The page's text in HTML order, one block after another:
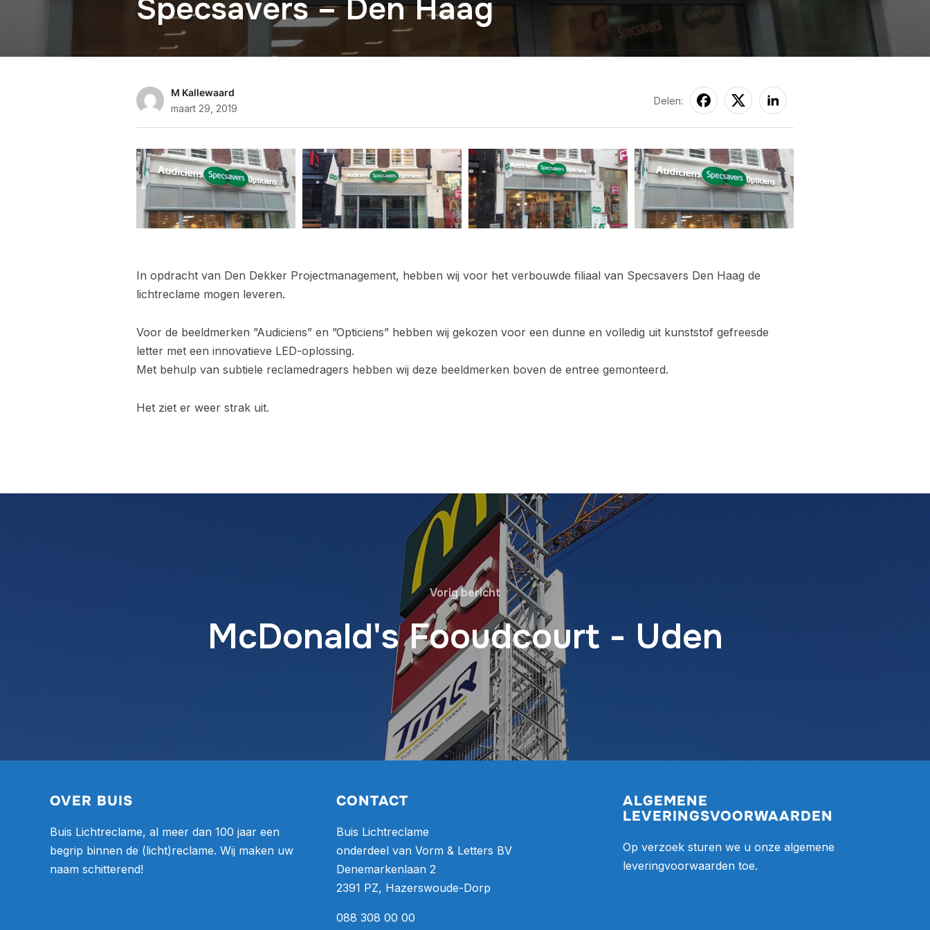
Specsavers – Den Haag
M Kallewaard
maart 29, 2019
Delen:
In opdracht van Den Dekker Projectmanagement, hebben wij voor het verbouwde filiaal van Specsavers Den Haag de
lichtreclame mogen leveren.
Voor de beeldmerken ”Audiciens” en ”Opticiens” hebben wij gekozen voor een dunne en volledig uit kunststof gefreesde
letter met een innovatieve LED-oplossing.
Met behulp van subtiele reclamedragers hebben wij deze beeldmerken boven de entree gemonteerd.
Het ziet er weer strak uit.
Vorig bericht
McDonald's Fooudcourt - Uden
OVER BUIS
Buis Lichtreclame, al meer dan 100 jaar een
begrip binnen de (licht)reclame. Wij maken uw
naam schitterend!
CONTACT
Buis Lichtreclame
onderdeel van Vorm & Letters BV
Denemarkenlaan 2
2391 PZ, Hazerswoude-Dorp
088 308 00 00
ALGEMENE
LEVERINGSVOORWAARDEN
Op verzoek sturen we u onze algemene
leveringvoorwaarden toe.